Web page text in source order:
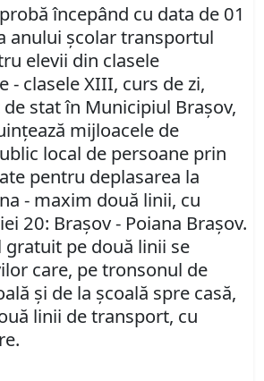
începând cu data de 01
anului şcolar transportul
elevii din clasele
- clasele XIII, curs de zi,
stat în Municipiul Braşov,
mijloacele de
local de persoane prin
pentru deplasarea la
- maxim două linii, cu
20: Braşov - Poiana Braşov.
pe două linii se
care, pe tronsonul de
şi de la şcoală spre casă,
linii de transport, cu